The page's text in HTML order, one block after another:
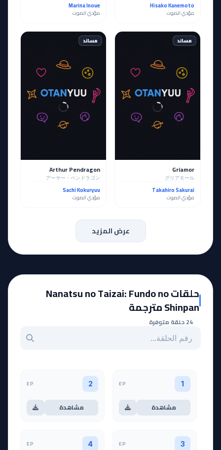
Hisako Kanemoto
مؤدي الصوت
Marina Inoue
مؤدي الصوت
مساند
Griamor
グリアモール
Takahiro Sakurai
مؤدي الصوت
مساند
Arthur Pendragon
アーサー・ペンドラゴン
Sachi Kokuryuu
مؤدي الصوت
عرض المزيد
حلقات Nanatsu no Taizai: Fundo no
Shinpan مترجمة
24 حلقة متوفرة
بحث عن حلقة بالرقم
1
EP
مشاهدة
2
EP
مشاهدة
3
EP
4
EP